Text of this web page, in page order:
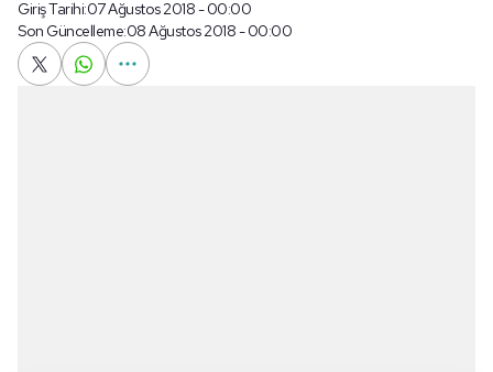
Giriş Tarihi:07 Ağustos 2018 - 00:00
Son Güncelleme:08 Ağustos 2018 - 00:00